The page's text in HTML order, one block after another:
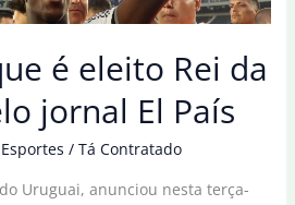
é eleito Rei da
jornal El País
Esportes / Tá Contratado
Uruguai, anunciou nesta terça-